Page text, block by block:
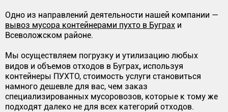
Одно из направлений деятельности нашей компании —
вывоз мусора контейнерами пухто в Буграх и
Всеволожском районе.
Мы осуществляем погрузку и утилизацию любых
видов и объемов отходов в Буграх, используя
контейнеры ПУХТО, стоимость услуги становиться
намного дешевле для вас, чем заказ
специализированных мусоровозов, которые к тому же
подходят далеко не для всех категорий отходов.